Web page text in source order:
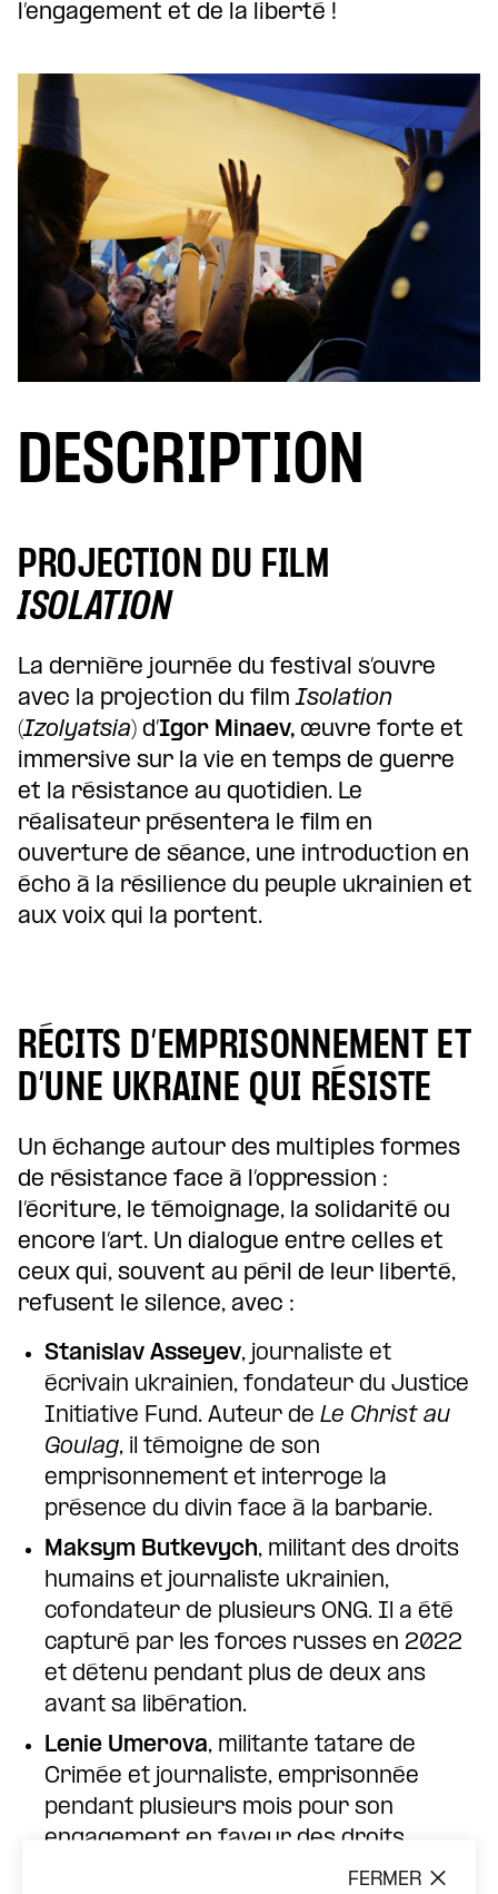
l’engagement et de la liberté !
DESCRIPTION
PROJECTION DU FILM
ISOLATION
La dernière journée du festival s’ouvre
avec la projection du filmIsolation
(Izolyatsia) d’Igor Minaev, œuvre forte et
immersive sur la vie en temps de guerre
et la résistance au quotidien. Le
réalisateur présentera le film en
ouverture de séance, une introduction en
écho à la résilience du peuple ukrainien et
aux voix qui la portent.
RÉCITS D’EMPRISONNEMENT ET
D’UNE UKRAINE QUI RÉSISTE
Un échange autour des multiples formes
de résistance face à l’oppression :
l’écriture, le témoignage, la solidarité ou
encore l’art. Un dialogue entre celles et
ceux qui, souvent au péril de leur liberté,
refusent le silence, avec :
Stanislav Asseyev, journaliste et
écrivain ukrainien, fondateur du Justice
Initiative Fund. Auteur de Le Christ au
Goulag, il témoigne de son
emprisonnement et interroge la
présence du divin face à la barbarie.
Maksym Butkevych, militant des droits
humains et journaliste ukrainien,
cofondateur de plusieurs ONG. Il a été
capturé par les forces russes en 2022
et détenu pendant plus de deux ans
avant sa libération.
Lenie Umerova, militante tatare de
Crimée et journaliste, emprisonnée
pendant plusieurs mois pour son
engagement en faveur des droits
humains et de la liberté de la presse
FERMER